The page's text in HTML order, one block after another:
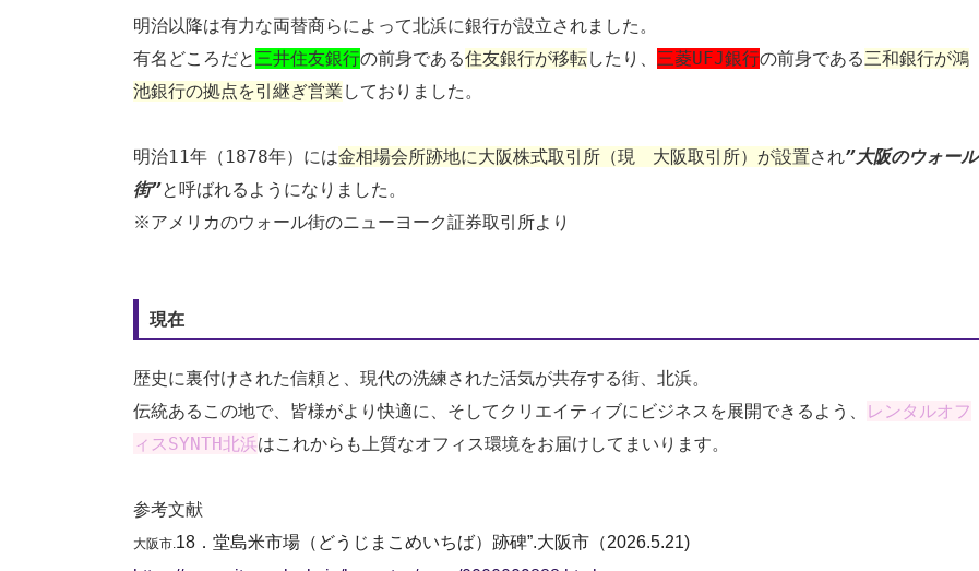
明治以降は有力な両替商らによって北浜に銀行が設立されました。
有名どころだと三井住友銀行の前身である住友銀行が移転したり、 三菱UFJ銀行の前身である三和銀行が鴻
池銀行の拠点を引継ぎ営業 しておりました。
明治11年（1878年）には金相場会所跡地に大阪株式取引所（現 大阪取引所）が設置され”大阪のウォール
街”と呼ばれるようになりました。
※アメリカのウォール街のニューヨーク証券取引所より
現在
歴史に裏付けされた信頼と、現代の洗練された活気が共存する街、北浜。
伝統あるこの地で、皆様がより快適に、そしてクリエイティブにビジネスを展開できるよう、
レンタルオフ
ィスSYNTH北浜はこれからも上質なオフィス環境をお届けしてまいります。
参考文献
大阪市.18．堂島米市場（どうじまこめいちば）跡碑”.大阪市（2026.5.21)